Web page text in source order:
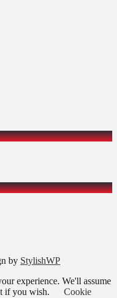
by StylishWP
experience. We'll assume
if you wish.
Cookie